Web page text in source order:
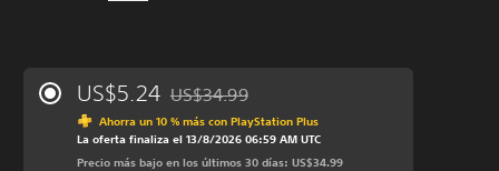
US$5.24 Rebajado del precio original de US$34.99
US$34.99
Ahorra un 10 % más con PlayStation Plus
La oferta finaliza el 13/8/2026 06:59 AM UTC
Precio más bajo en los últimos 30 días: US$34.99